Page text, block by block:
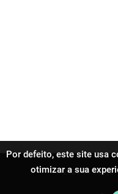
Por defeito, este site usa
otimizar a sua
© 2026 Só Dança.